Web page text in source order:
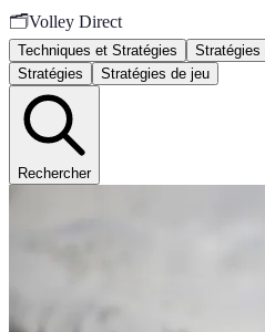
🗂️Volley Direct
Techniques et Stratégies Stratégies
Stratégies
Stratégies de jeu
Rechercher